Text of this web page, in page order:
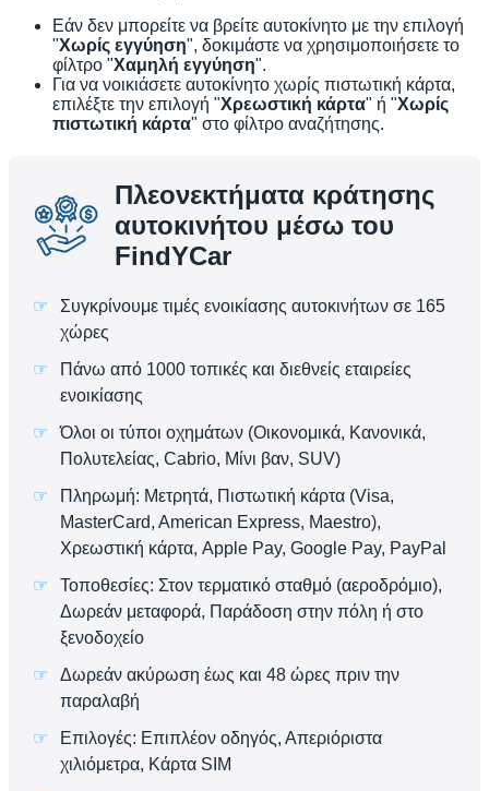
Εάν δεν μπορείτε να βρείτε αυτοκίνητο με την επιλογή
"Χωρίς εγγύηση", δοκιμάστε να χρησιμοποιήσετε το
φίλτρο "Χαμηλή εγγύηση".
Για να νοικιάσετε αυτοκίνητο χωρίς πιστωτική κάρτα,
επιλέξτε την επιλογή "Χρεωστική κάρτα" ή "Χωρίς
πιστωτική κάρτα" στο φίλτρο αναζήτησης.
Πλεονεκτήματα κράτησης
αυτοκινήτου μέσω του
FindYCar
Συγκρίνουμε τιμές ενοικίασης αυτοκινήτων σε 165
χώρες
Πάνω από 1000 τοπικές και διεθνείς εταιρείες
ενοικίασης
Όλοι οι τύποι οχημάτων (Οικονομικά, Κανονικά,
Πολυτελείας, Cabrio, Μίνι βαν, SUV)
Πληρωμή: Μετρητά, Πιστωτική κάρτα (Visa,
MasterCard, American Express, Maestro),
Χρεωστική κάρτα, Apple Pay, Google Pay, PayPal
Τοποθεσίες: Στον τερματικό σταθμό (αεροδρόμιο),
Δωρεάν μεταφορά, Παράδοση στην πόλη ή στο
ξενοδοχείο
Δωρεάν ακύρωση έως και 48 ώρες πριν την
παραλαβή
Επιλογές: Επιπλέον οδηγός, Απεριόριστα
χιλιόμετρα, Κάρτα SIM